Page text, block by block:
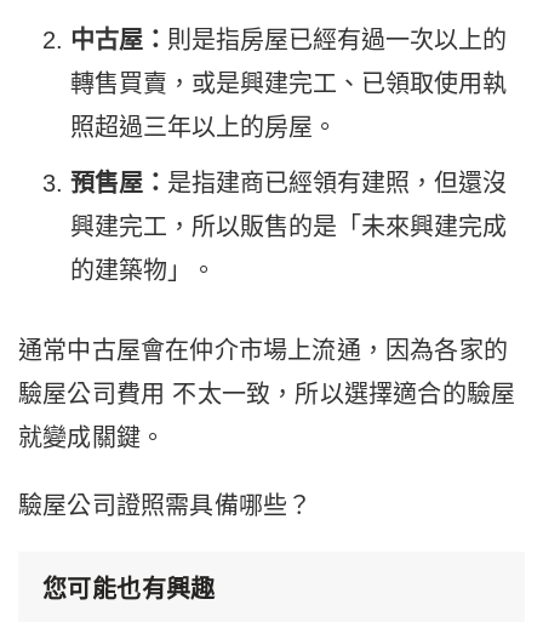
中古屋： 則是指房屋已經有過一次以上的
轉售買賣，或是興建完工、已領取使用執
照超過三年以上的房屋。
預售屋： 是指建商已經領有建照，但還沒
興建完工，所以販售的是「未來興建完成
的建築物」。
通常中古屋會在仲介市場上流通，因為各家的
驗屋公司費用 不太一致，所以選擇適合的驗屋
就變成關鍵。
驗屋公司證照需具備哪些？
您可能也有興趣